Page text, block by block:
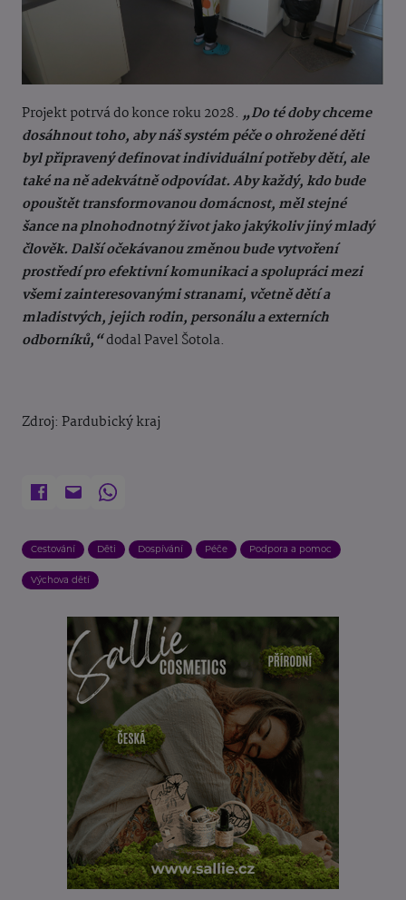
Projekt potrvá do konce roku 2028. „Do té doby chceme
dosáhnout toho, aby náš systém péče o ohrožené děti
byl připravený definovat individuální potřeby dětí, ale
také na ně adekvátně odpovídat. Aby každý, kdo bude
opouštět transformovanou domácnost, měl stejné
šance na plnohodnotný život jako jakýkoliv jiný mladý
člověk. Další očekávanou změnou bude vytvoření
prostředí pro efektivní komunikaci a spolupráci mezi
všemi zainteresovanými stranami, včetně dětí a
mladistvých, jejich rodin, personálu a externích
odborníků,“dodal Pavel Šotola.
Zdroj: Pardubický kraj
Cestování Děti Dospívání Péče Podpora a pomoc
Výchova dětí